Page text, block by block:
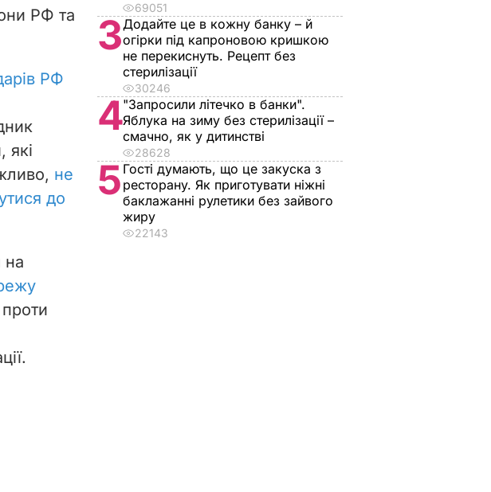
РФ та
РФ
не
до
на
69051
3Додайте це в кожну банку – й
огірки під капроновою кришкою
не перекиснуть. Рецепт без
стерилізації
30246
4"Запросили літечко в банки".
Яблука на зиму без стерилізації –
смачно, як у дитинстві
28628
5 Гості думають, що це закуска з
ресторану. Як приготувати ніжні
баклажанні рулетики без зайвого
жиру
22143